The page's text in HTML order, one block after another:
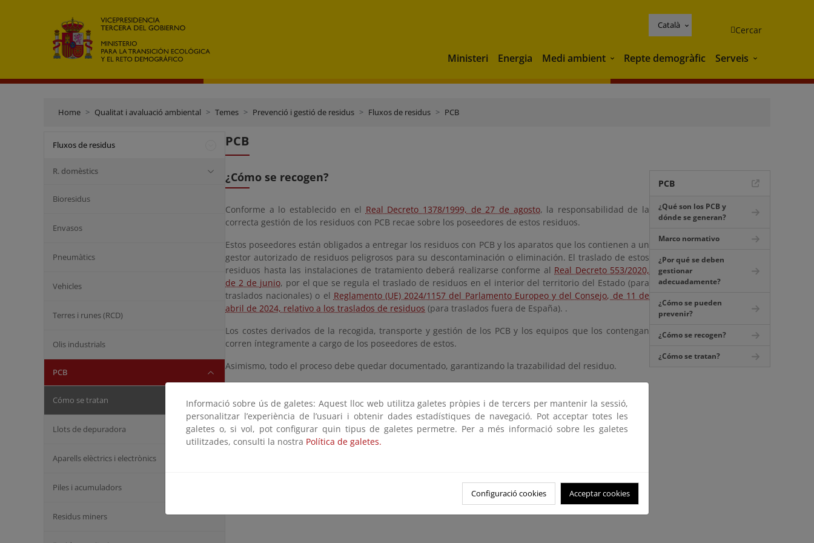
Català Cercar
Ministeri Energia Medi ambient Medi ambient
Repte demogràfic Serveis Serveis
Home Qualitat i avaluació ambiental Temes Prevenció i gestió de residus Fluxos de residus PCB
Fluxos de residus
R. domèstics
Bioresidus
Envasos
Pneumàtics
Vehicles
Terres i runes (RCD)
Olis industrials
PCB
Cómo se tratan
Llots de depuradora
Aparells elèctrics i electrònics
Piles i acumuladors
Residus miners
PCB
¿Cómo se recogen?
Conforme a lo establecido en el Real Decreto 1378/1999, de 27 de agosto, la responsabilidad de la
correcta gestión de los residuos con PCB recae sobre los poseedores de estos residuos.
Estos poseedores están obligados a entregar los residuos con PCB y los aparatos que los contienen a un
gestor autorizado de residuos peligrosos para su descontaminación o eliminación. El traslado de estos
residuos hasta las instalaciones de tratamiento deberá realizarse conforme al Real Decreto 553/2020,
de 2 de junio, por el que se regula el traslado de residuos en el interior del territorio del Estado (para
traslados nacionales) o el Reglamento (UE) 2024/1157 del Parlamento Europeo y del Consejo, de 11 de
abril de 2024, relativo a los traslados de residuos (para traslados fuera de España). .
Los costes derivados de la recogida, transporte y gestión de los PCB y los equipos que los contengan
corren íntegramente a cargo de los poseedores de estos.
Asimismo, todo el proceso debe quedar documentado, garantizando la trazabilidad del residuo.
PCB
¿Qué son los PCB y
dónde se generan?
Marco normativo
¿Por qué se deben
gestionar
adecuadamente?
¿Cómo se pueden
prevenir?
¿Cómo se recogen?
¿Cómo se tratan?
Informació sobre ús de galetes: Aquest lloc web utilitza galetes pròpies i de tercers per mantenir la sessió,
personalitzar l’experiència de l’usuari i obtenir dades estadístiques de navegació. Pot acceptar totes les
galetes o, si vol, pot configurar quin tipus de galetes permetre. Per a més informació sobre les galetes
utilitzades, consulti la nostra Política de galetes.
Configuració cookies Acceptar cookies